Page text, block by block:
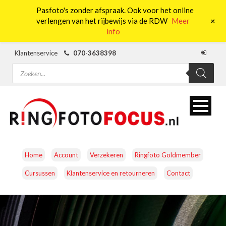
Klantenservice
070-3638398
Producten
zoeken
Home Account Verzekeren Ringfoto Goldmember
Cursussen Klantenservice en retourneren Contact
CAMERA’S OBJECTIEVEN ACCESSOIRES
Pasfoto's zonder afspraak. Ook voor het online
verlengen van het rijbewijs via de RDW Meer
info
+